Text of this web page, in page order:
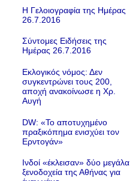
Η Γελοιογραφία της Ημέρας
26.7.2016
Σύντομες Ειδήσεις της
Ημέρας 26.7.2016
Εκλογικός νόμος: Δεν
συγκεντρώνει τους 200,
αποχή ανακοίνωσε η Χρ.
Αυγή
DW: «To αποτυχημένο
πραξικόπημα ενισχύει τον
Ερντογάν»
Ινδοί «έκλεισαν» δύο μεγάλα
ξενοδοχεία της Αθήνας για